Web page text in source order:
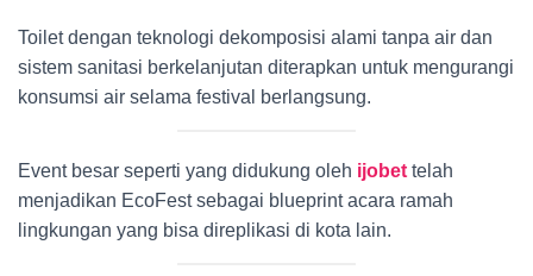
Toilet dengan teknologi dekomposisi alami tanpa air dan
sistem sanitasi berkelanjutan diterapkan untuk mengurangi
konsumsi air selama festival berlangsung.
Event besar seperti yang didukung oleh ijobet telah
menjadikan EcoFest sebagai blueprint acara ramah
lingkungan yang bisa direplikasi di kota lain.